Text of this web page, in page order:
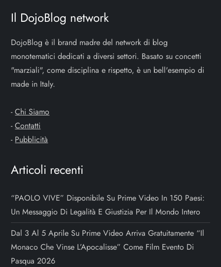
o
n
e
a
r
t
c
o
l
i
Il DojoBlog network
DojoBlog è il brand madre del network di blog
monotematici dedicati a diversi settori. Basato su concetti
"marziali", come disciplina e rispetto, è un bell'esempio di
made in Italy.
-Chi Siamo
-Contatti
- Pubblicità
Articoli recenti
“PAOLO VIVE” Disponibile Su Prime Video In 150 Paesi:
Un Messaggio Di Legalità E Giustizia Per Il Mondo Intero
Dal 3 Al 5 Aprile Su Prime Video Arriva Gratuitamente “Il
Monaco Che Vinse L’Apocalisse” Come Film Evento Di
Pasqua 2026